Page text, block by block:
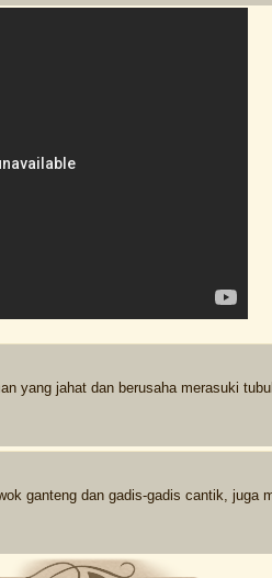
yang jahat dan berusaha merasuki
ganteng dan gadis-gadis cantik, juga